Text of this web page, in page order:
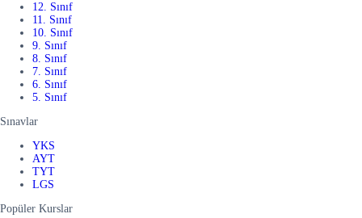
12. Sınıf
11. Sınıf
10. Sınıf
9. Sınıf
8. Sınıf
7. Sınıf
6. Sınıf
5. Sınıf
Sınavlar
YKS
AYT
TYT
LGS
Popüler Kurslar